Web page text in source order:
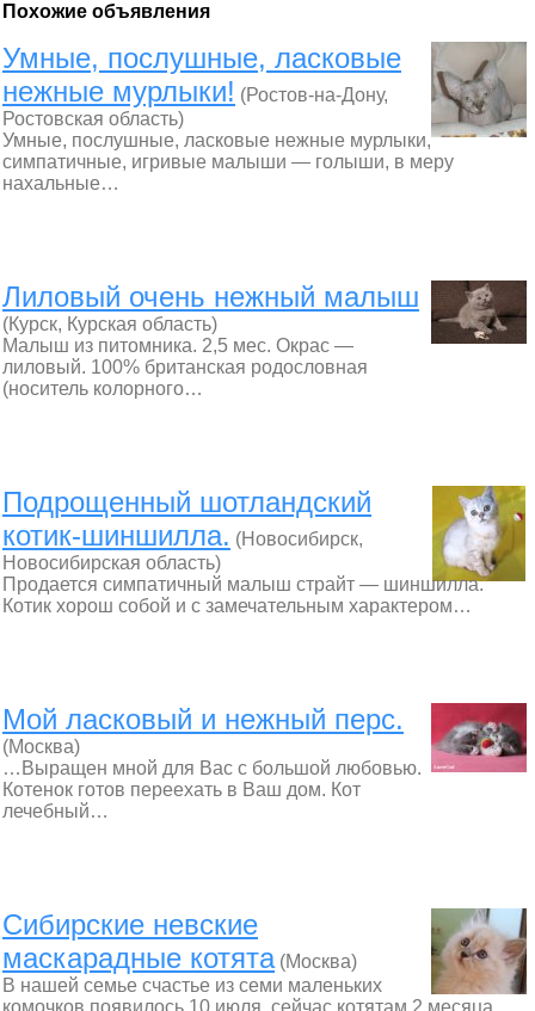
Похожие объявления
Умные, послушные, ласковые
нежные мурлыки! (Ростов-на-Дону,
Ростовская область)
Умные, послушные, ласковые нежные мурлыки,
симпатичные, игривые малыши — голыши, в меру
нахальные…
Лиловый очень нежный малыш
(Курск, Курская область)
Малыш из питомника. 2,5 мес. Окрас —
лиловый. 100% британская родословная
(носитель колорного…
Подрощенный шотландский
котик-шиншилла. (Новосибирск,
Новосибирская область)
Продается симпатичный малыш страйт — шиншилла.
Котик хорош собой и с замечательным характером…
Мой ласковый и нежный перс.
(Москва)
…Выращен мной для Вас с большой любовью.
Котенок готов переехать в Ваш дом. Кот
лечебный…
Cибирские невские
маскарадные котята(Москва)
В нашей семье счастье из семи маленьких
комочков появилось 10 июля, сейчас котятам 2 месяца…